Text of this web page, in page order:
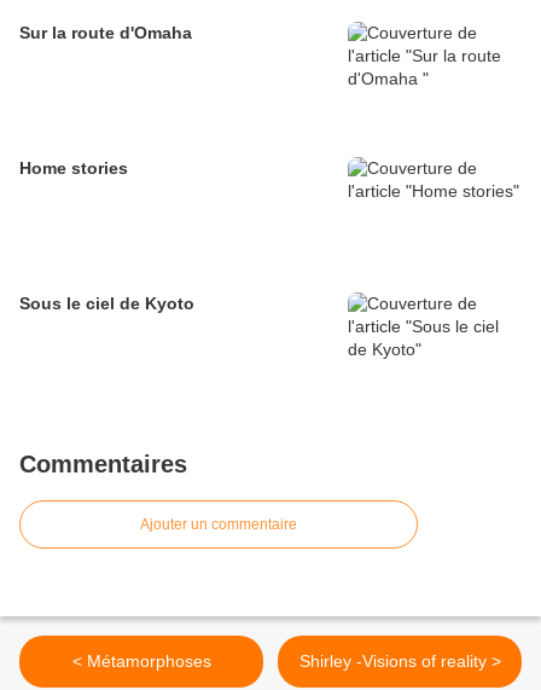
Sur la route d'Omaha
Home stories
Sous le ciel de Kyoto
Commentaires
Ajouter un commentaire
< Métamorphoses Shirley -Visions of reality >